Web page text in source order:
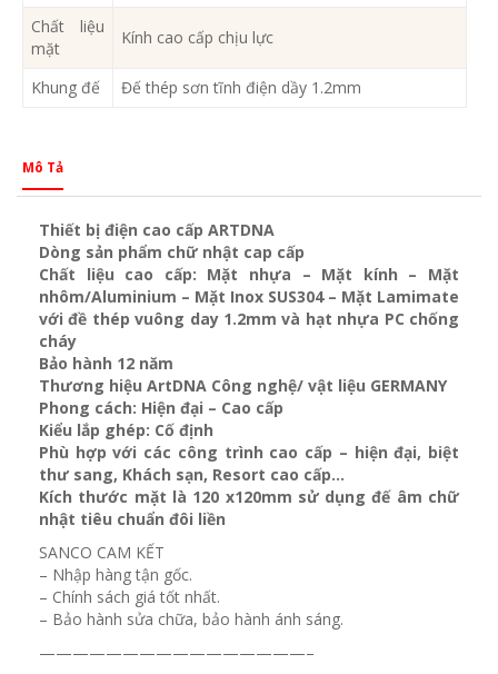
Chất liệu
mặt
Kính cao cấp chịu lực
Khung đế Đế thép sơn tĩnh điện dầy 1.2mm
Mô Tả
Thiết bị điện cao cấp ARTDNA
Dòng sản phẩm chữ nhật cap cấp
Chất liệu cao cấp: Mặt nhựa – Mặt kính – Mặt
nhôm/Aluminium – Mặt Inox SUS304 – Mặt Lamimate
với đề thép vuông day 1.2mm và hạt nhựa PC chống
cháy
Bảo hành 12 năm
Thương hiệu ArtDNA Công nghệ/ vật liệu GERMANY
Phong cách: Hiện đại – Cao cấp
Kiểu lắp ghép: Cố định
Phù hợp với các công trình cao cấp – hiện đại, biệt
thư sang, Khách sạn, Resort cao cấp…
Kích thước mặt là 120 x120mm sử dụng đế âm chữ
nhật tiêu chuẩn đôi liền
SANCO CAM KẾT
– Nhập hàng tận gốc.
– Chính sách giá tốt nhất.
– Bảo hành sửa chữa, bảo hành ánh sáng.
————————————————–